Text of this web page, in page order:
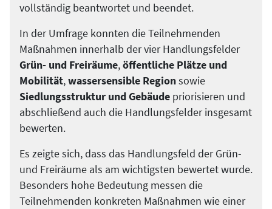
vollständig beantwortet und beendet.
In der Umfrage konnten die Teilnehmenden
Maßnahmen innerhalb der vier Handlungsfelder
Grün- und Freiräume,öffentliche Plätze und
Mobilität,wassersensible Regionsowie
Siedlungsstruktur und Gebäude priorisieren und
abschließend auch die Handlungsfelder insgesamt
bewerten.
Es zeigte sich, dass das Handlungsfeld der Grün-
und Freiräume als am wichtigsten bewertet wurde.
Besonders hohe Bedeutung messen die
Teilnehmenden konkreten Maßnahmen wie einer